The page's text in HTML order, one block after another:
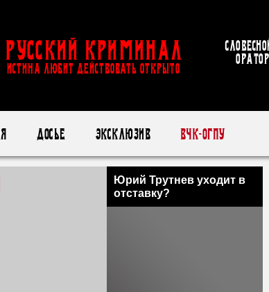
Русский Криминал
ИСТИНА ЛЮБИТ ДЕЙСТВОВАТЬ ОТКРЫТО
Досье Эксклюзив ВЧК-ОГПУ
Юрий Трутнев уходит в
отставку?